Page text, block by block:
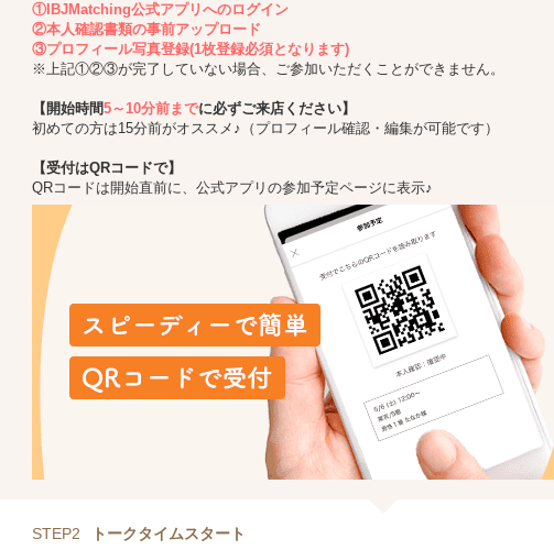
①IBJMatching公式アプリへのログイン
②本人確認書類の事前アップロード
③プロフィール写真登録(1枚登録必須となります)
※上記①②③が完了していない場合、ご参加いただくことができません。
【開始時間5～10分前までに必ずご来店ください】
初めての方は15分前がオススメ♪（プロフィール確認・編集が可能です）
【受付はQRコードで】
QRコードは開始直前に、公式アプリの参加予定ページに表示♪
STEP2 トークタイムスタート